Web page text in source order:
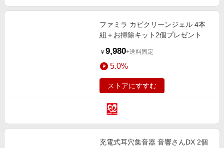
ファミラ カビクリーンジェル 4本
組＋お掃除キット2個プレゼント
￥ 9,980+送料固定
5.0%
ストアにすすむ
充電式耳穴集音器 音響さんDX 2個